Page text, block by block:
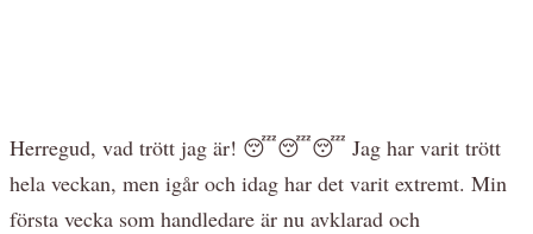
Herregud, vad trött jag är! 😴😴😴 Jag har varit trött
hela veckan, men igår och idag har det varit extremt. Min
första vecka som handledare är nu avklarad och